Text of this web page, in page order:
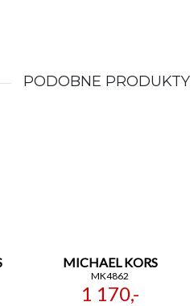
PODOBNE PRODUKTY
MICHAEL KORS
MK4862
1 170,-